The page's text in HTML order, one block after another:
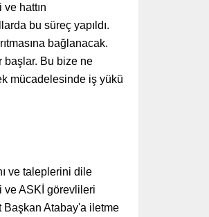
hattın
bu süreç yapıldı.
bağlanacak.
başlar. Bu bize ne
mücadelesinde iş yükü
ve taleplerini dile
ve ASKİ görevlileri
Başkan Atabay'a iletme